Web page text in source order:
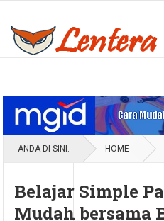
ANDA DI SINI: HOME
Belajar Simple
Mudah bersama